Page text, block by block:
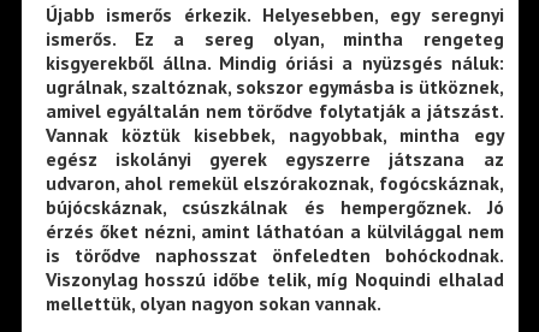
Újabb ismerős érkezik. Helyesebben, egy seregnyi
ismerős. Ez a sereg olyan, mintha rengeteg
kisgyerekből állna. Mindig óriási a nyüzsgés náluk:
ugrálnak, szaltóznak, sokszor egymásba is ütköznek,
amivel egyáltalán nem törődve folytatják a játszást.
Vannak köztük kisebbek, nagyobbak, mintha egy
egész iskolányi gyerek egyszerre játszana az
udvaron, ahol remekül elszórakoznak, fogócskáznak,
bújócskáznak, csúszkálnak és hempergőznek. Jó
érzés őket nézni, amint láthatóan a külvilággal nem
is törődve naphosszat önfeledten bohóckodnak.
Viszonylag hosszú időbe telik, míg Noquindi elhalad
mellettük, olyan nagyon sokan vannak.